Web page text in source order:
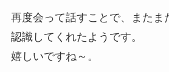
再度会って話すことで、またま
認識してくれたようです。
嬉しいですね～。